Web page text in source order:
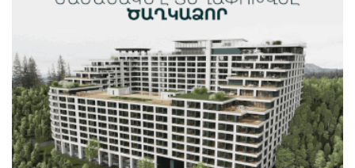
եղանակը՝ օգոստոսի 7-ից 11-ին
Խոշոր հրդեհ՝ Երևանի Սիլիկյան թաղամասի
հարևանությամբ գտնվող աղբավայրում. կրակն ու
ծուխը տեսանելի են մի քանի կիլոմետրից
10 ժամ առաջ
Հնդկաստանի և Իսրայելի վարչապետները